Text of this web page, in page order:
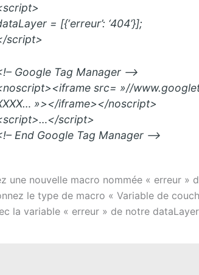
= [{‘erreur’: ‘404’}];
script>
Google Tag Manager –>
src= »//
»></iframe></noscript>
script>
End Google Tag Manager –>
une nouvelle macro nommée « erreur »
le type de macro « Variable de
la variable « erreur » de notre